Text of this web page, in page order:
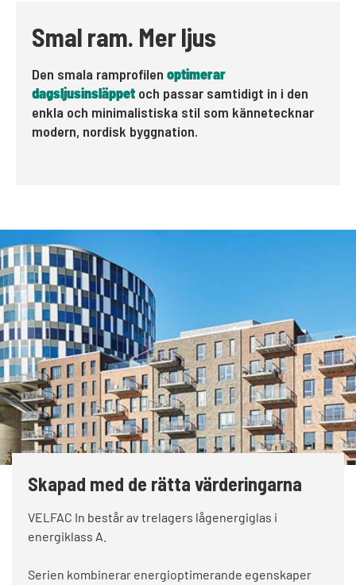
Smal ram. Mer ljus
Den smala ramprofilen optimerar
dagsljusinsläppet och passar samtidigt in i den
enkla och minimalistiska stil som kännetecknar
modern, nordisk byggnation.
Skapad med de rätta värderingarna
VELFAC In består av trelagers lågenergiglas i
energiklass A.
Serien kombinerar energioptimerande egenskaper